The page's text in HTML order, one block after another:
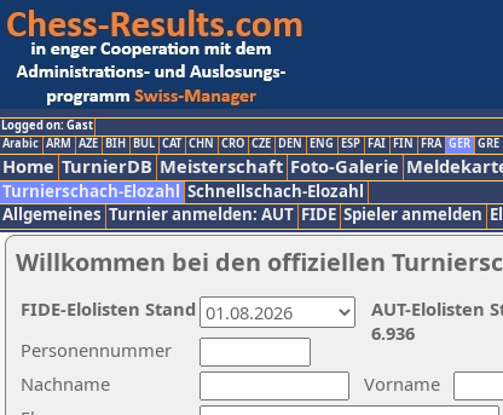
Logged on: Gast
Arabic ARM AZE BIH BUL CAT CHN CRO CZE DEN ENG ESP FAI FIN FRA GER GRE
Home TurnierDB Meisterschaft Foto-Galerie
Turnierschach-Elozahl Schnellschach-Elozahl
Allgemeines Turnier anmelden: AUT FIDE Spieler anmelden
Willkommen bei den offiziellen
Nachname
Vorname
Personennummer
AUT-Elolisten
6.936
FIDE-Elolisten Stand